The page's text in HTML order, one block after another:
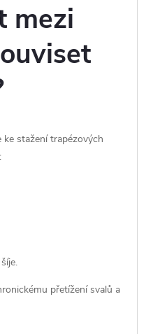
mezi
stažení trapézových
přetížení svalů a